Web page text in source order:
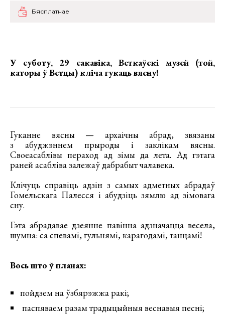
Бясплатнае
У суботу, 29 сакавіка, Веткаўскі музей (той,
каторы ў Ветцы) клічагукаць вясну!
Гуканне вясны — архаічны абрад, звязаны
з абуджэннем прыроды і заклікам вясны.
Своеасаблівы пераход ад зімы да лета. Ад гэтага
раней асабліва залежаў дабрабыт чалавека.
Клічуць справіць адзін з самых адметных абрадаў
Гомельскага Палесся і абудзіць зямлю ад зімовага
сну.
Гэта абрадавае дзеянне павінна адзначацца весела,
шумна: са спевамі, гульнямі, карагодамі, танцамі!
Вось што ў планах:
пойдзем на ўзбярэжжа ракі;
паспяваем разам традыцыйныя веснавыя песні;